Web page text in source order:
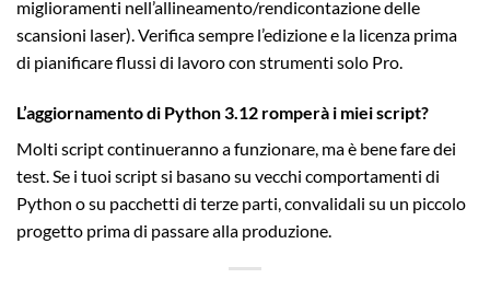
miglioramenti nell’allineamento/rendicontazione delle
scansioni laser). Verifica sempre l’edizione e la licenza prima
di pianificare flussi di lavoro con strumenti solo Pro.
L’aggiornamento di Python 3.12 romperà i miei script?
Molti script continueranno a funzionare, ma è bene fare dei
test. Se i tuoi script si basano su vecchi comportamenti di
Python o su pacchetti di terze parti, convalidali su un piccolo
progetto prima di passare alla produzione.